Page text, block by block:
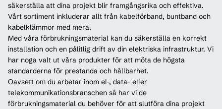
säkerställa att dina projekt blir framgångsrika och effektiva.
Vårt sortiment inkluderar allt från kabelförband, buntband och
kabelklämmor med mera.
Med våra förbrukningsmaterial kan du säkerställa en korrekt
installation och en pålitlig drift av din elektriska infrastruktur. Vi
har noga valt ut våra produkter för att möta de högsta
standarderna för prestanda och hållbarhet.
Oavsett om du arbetar inom el-, data- eller
telekommunikationsbranschen så har vi de
förbrukningsmaterial du behöver för att slutföra dina projekt